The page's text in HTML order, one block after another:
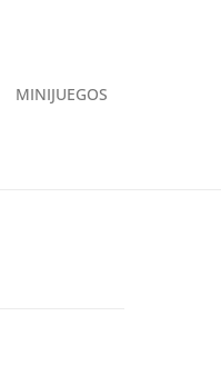
MINIJUEGOS